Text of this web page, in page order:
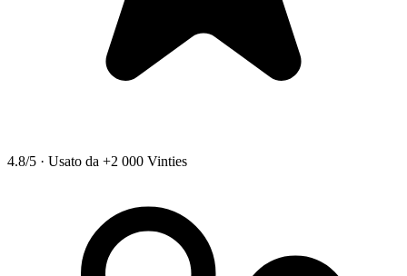
4.8/5 · Usato da +2 000 Vinties